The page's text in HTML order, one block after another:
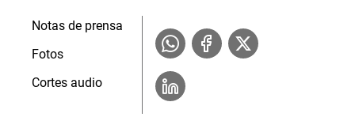
Notas de prensa
Fotos
Cortes audio